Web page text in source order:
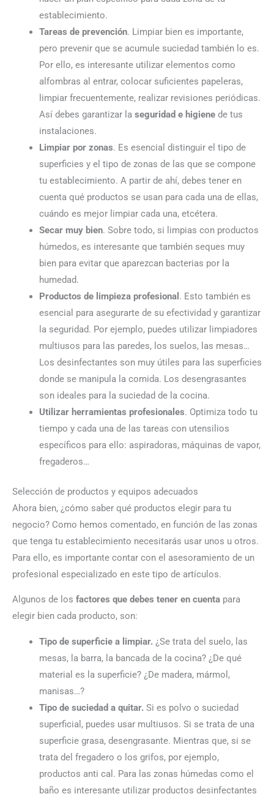
establecimiento.
Tareas de prevención. Limpiar bien es importante,
pero prevenir que se acumule suciedad también lo es.
Por ello, es interesante utilizar elementos como
alfombras al entrar, colocar suficientes papeleras,
limpiar frecuentemente, realizar revisiones periódicas.
Así debes garantizar la seguridad e higienede tus
instalaciones.
Limpiar por zonas. Es esencial distinguir el tipo de
superficies y el tipo de zonas de las que se compone
tu establecimiento. A partir de ahí, debes tener en
cuenta qué productos se usan para cada una de ellas,
cuándo es mejor limpiar cada una, etcétera.
Secar muy bien. Sobre todo, si limpias con productos
húmedos, es interesante que también seques muy
bien para evitar que aparezcan bacterias por la
humedad.
Productos de limpieza profesional . Esto también es
esencial para asegurarte de su efectividad y garantizar
la seguridad. Por ejemplo, puedes utilizar limpiadores
multiusos para las paredes, los suelos, las mesas…
Los desinfectantes son muy útiles para las superficies
donde se manipula la comida. Los desengrasantes
son ideales para la suciedad de la cocina.
Utilizar herramientas profesionales. Optimiza todo tu
tiempo y cada una de las tareas con utensilios
específicos para ello: aspiradoras, máquinas de vapor,
fregaderos…
Selección de productos y equipos adecuados
Ahora bien, ¿cómo saber qué productos elegir para tu
negocio? Como hemos comentado, en función de las zonas
que tenga tu establecimiento necesitarás usar unos u otros.
Para ello, es importante contar con el asesoramiento de un
profesional especializado en este tipo de artículos.
Algunos de los factores que debes tener en cuenta para
elegir bien cada producto, son:
Tipo de superficie a limpiar. ¿Se trata del suelo, las
mesas, la barra, la bancada de la cocina? ¿De qué
material es la superficie? ¿De madera, mármol,
manisas…?
Tipo de suciedad a quitar. Si es polvo o suciedad
superficial, puedes usar multiusos. Si se trata de una
superficie grasa, desengrasante. Mientras que, si se
trata del fregadero o los grifos, por ejemplo,
productos anti cal. Para las zonas húmedas como el
baño es interesante utilizar productos desinfectantes